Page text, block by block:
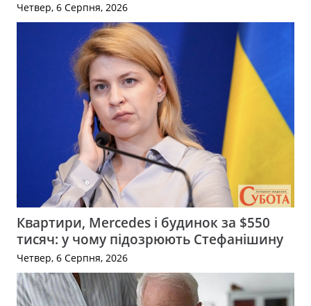
Четвер, 6 Серпня, 2026
Квартири, Mercedes і будинок за $550
тисяч: у чому підозрюють Стефанішину
Четвер, 6 Серпня, 2026